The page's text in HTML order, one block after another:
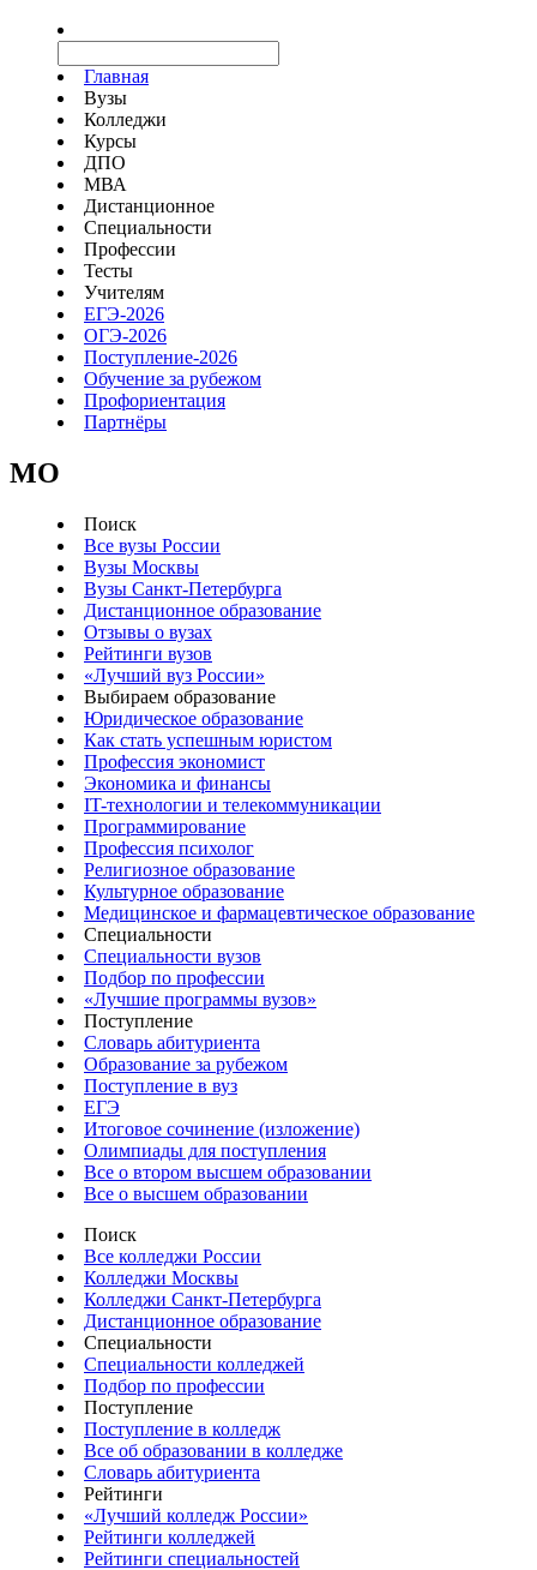
Главная
Вузы
Колледжи
Курсы
ДПО
МВА
Дистанционное
Специальности
Профессии
Тесты
Учителям
ЕГЭ-2026
ОГЭ-2026
Поступление-2026
Обучение за рубежом
Профориентация
Партнёры
MO
Поиск
Все вузы России
Вузы Москвы
Вузы Санкт-Петербурга
Дистанционное образование
Отзывы о вузах
Рейтинги вузов
«Лучший вуз России»
Выбираем образование
Юридическое образование
Как стать успешным юристом
Профессия экономист
Экономика и финансы
IT-технологии и телекоммуникации
Программирование
Профессия психолог
Религиозное образование
Культурное образование
Медицинское и фармацевтическое образование
Специальности
Специальности вузов
Подбор по профессии
«Лучшие программы вузов»
Поступление
Словарь абитуриента
Образование за рубежом
Поступление в вуз
ЕГЭ
Итоговое сочинение (изложение)
Олимпиады для поступления
Все о втором высшем образовании
Все о высшем образовании
Поиск
Все колледжи России
Колледжи Москвы
Колледжи Санкт-Петербурга
Дистанционное образование
Специальности
Специальности колледжей
Подбор по профессии
Поступление
Поступление в колледж
Все об образовании в колледже
Словарь абитуриента
Рейтинги
«Лучший колледж России»
Рейтинги колледжей
Рейтинги специальностей